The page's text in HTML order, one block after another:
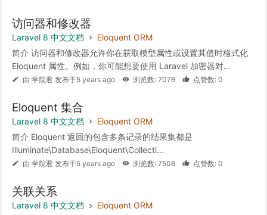
访问器和修改器
Laravel 8 中文文档
Eloquent ORM
简介 访问器和修改器允许你在获取模型属性或设置其值时格式化
Eloquent 属性。例如，你可能想要使用 Laravel 加密器对...
由 学院君 发布于5 years ago 浏览数: 7076 点赞数: 0
Eloquent 集合
Laravel 8 中文文档
Eloquent ORM
简介 Eloquent 返回的包含多条记录的结果集都是
Illuminate\Database\Eloquent\Collecti...
由 学院君 发布于5 years ago 浏览数: 7506 点赞数: 0
关联关系
Laravel 8 中文文档
Eloquent ORM